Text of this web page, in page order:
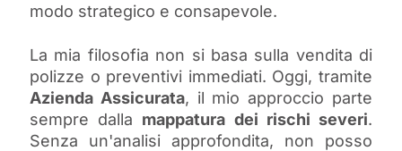
modo strategico e consapevole.
La mia filosofia non si basa sulla vendita di
polizze o preventivi immediati. Oggi, tramite
Azienda Assicurata, il mio approccio parte
sempre dalla mappatura dei rischi severi.
Senza un'analisi approfondita, non posso